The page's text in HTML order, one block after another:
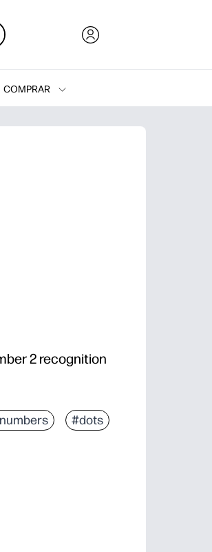
COMPRAR
Impresoras
2 recognition
#dots